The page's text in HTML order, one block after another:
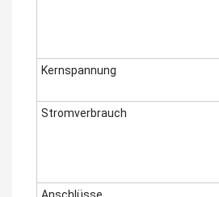
Kernspannung
Stromverbrauch